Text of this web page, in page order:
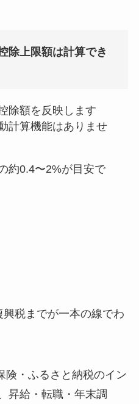
除上限額は計算でき
除額を反映します
計算機能はありませ
約0.4〜2%が目安で
税までが一本の線でわ
険・ふるさと納税のイン
昇給・転職・年末調